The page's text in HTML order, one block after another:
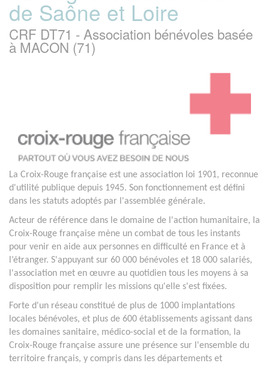
de Saône et Loire
CRF DT71 - Association bénévoles basée
à MACON (71)
La Croix-Rouge française est une association loi 1901, reconnue
d'utilité publique depuis 1945. Son fonctionnement est défini
dans les statuts adoptés par l'assemblée générale.
Acteur de référence dans le domaine de l'action humanitaire, la
Croix-Rouge française mène un combat de tous les instants
pour venir en aide aux personnes en difficulté en France et à
l’étranger. S'appuyant sur 60 000 bénévoles et 18 000 salariés,
l'association met en œuvre au quotidien tous les moyens à sa
disposition pour remplir les missions qu'elle s'est fixées.
Forte d'un réseau constitué de plus de 1000 implantations
locales bénévoles, et plus de 600 établissements agissant dans
les domaines sanitaire, médico-social et de la formation, la
Croix-Rouge française assure une présence sur l'ensemble du
territoire français, y compris dans les départements et